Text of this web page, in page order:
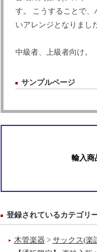
す。 こうすることで
いアレンジとなりまし
中級者、上級者向け。
サンプルページ
輸入商
登録されているカテゴリ
木管楽器 > サックス(楽